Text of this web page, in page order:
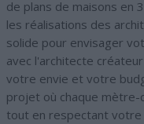
de plans de maisons en
les réalisations des
solide pour envisager
avec l'architecte
votre envie et votre
projet où chaque
tout en respectant